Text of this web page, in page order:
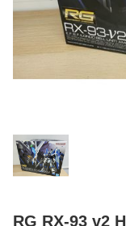
RG RX-93 v2